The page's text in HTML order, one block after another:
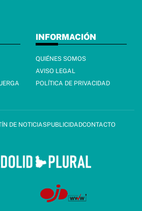
INFORMACIÓN
QUIÉNES SOMOS
AVISO LEGAL
POLÍTICA DE PRIVACIDAD
DE NOTICIASPUBLICIDADCONTACTO